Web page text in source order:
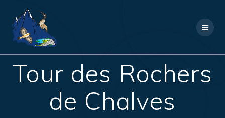
Tour des Rochers
de Chalves